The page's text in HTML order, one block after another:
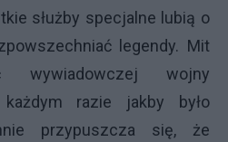
służby specjalne lubią o
legendy. Mit
wojny
razie jakby było
przypuszcza się, że